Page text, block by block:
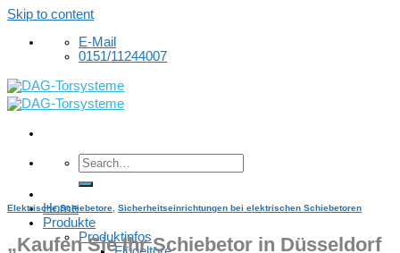
Skip to content
E-Mail
0151/11244007
Home
Produkte
Produktinfos
Elektrische Schiebetore Sicherheitseinrichtungen bei elektrischen Schiebetoren
„Kaufen Sie Ihr Schiebetor in Düsseldorf